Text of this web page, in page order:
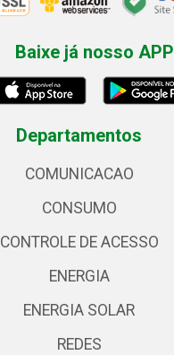
Baixe já nosso APP
Departamentos
COMUNICACAO
CONSUMO
CONTROLE DE ACESSO
ENERGIA
ENERGIA SOLAR
REDES